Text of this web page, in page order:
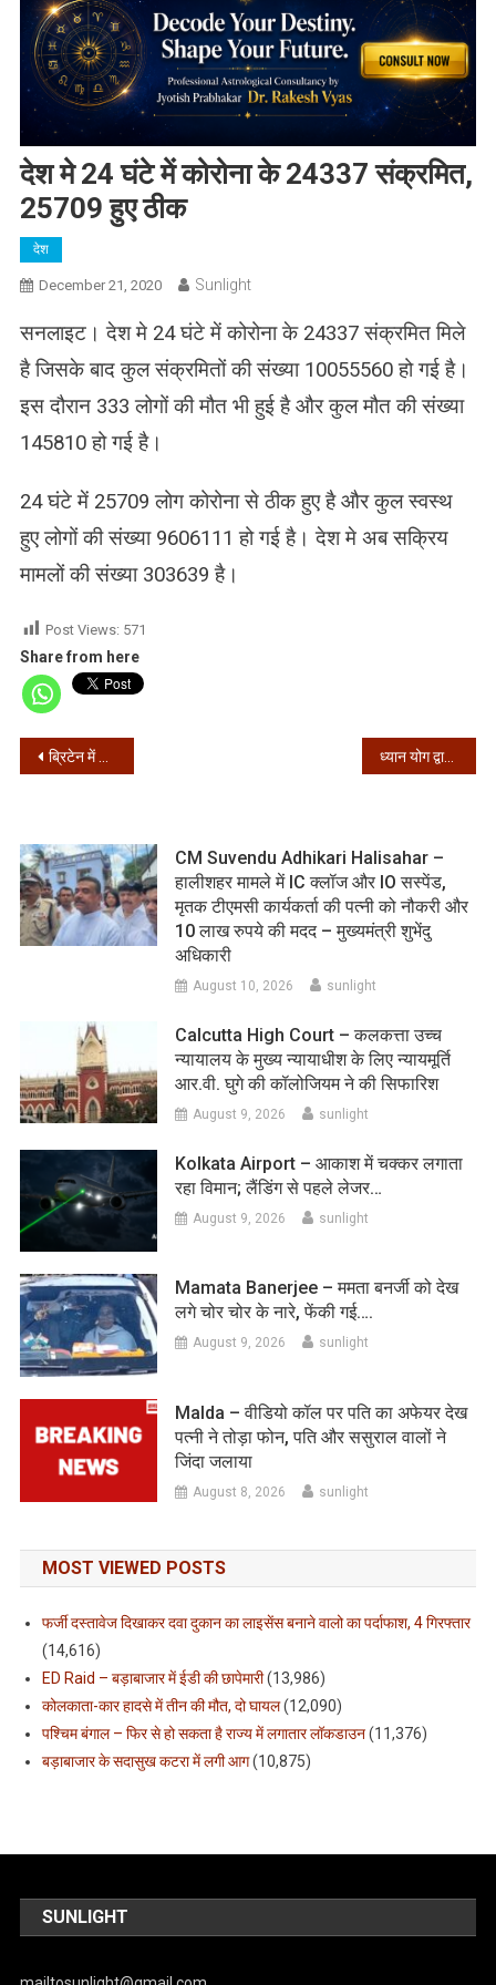
देश मे 24 घंटे में कोरोना के 24337 संक्रमित,
25709 हुए ठीक
देश
December 21, 2020 Sunlight
सनलाइट। देश मे 24 घंटे में कोरोना के 24337 संक्रमित मिले
है जिसके बाद कुल संक्रमितों की संख्या 10055560 हो गई है।
इस दौरान 333 लोगों की मौत भी हुई है और कुल मौत की संख्या
145810 हो गई है।
24 घंटे में 25709 लोग कोरोना से ठीक हुए है और कुल स्वस्थ
हुए लोगों की संख्या 9606111 हो गई है। देश मे अब सक्रिय
मामलों की संख्या 303639 है।
Post Views: 571
Share from here
Post
ब्रिटेन में कोरोना का नया स्‍ट्रेन ‘बेकाबू’, दुनियाभर से उड़ानों पर लग रही रोक ध्यान योग द्वारा अपने स्वरूप में स्थित हो सकते है – योगाचार्य राजेश व्यास
CM Suvendu Adhikari Halisahar –
हालीशहर मामले में IC क्लॉज और IO सस्पेंड,
मृतक टीएमसी कार्यकर्ता की पत्नी को नौकरी और
10 लाख रुपये की मदद – मुख्यमंत्री शुभेंदु
अधिकारी
August 10, 2026 sunlight
Calcutta High Court – कलकत्ता उच्च
न्यायालय के मुख्य न्यायाधीश के लिए न्यायमूर्ति
आर.वी. घुगे की कॉलोजियम ने की सिफारिश
August 9, 2026 sunlight
Kolkata Airport – आकाश में चक्कर लगाता
रहा विमान; लैंडिंग से पहले लेजर…
August 9, 2026 sunlight
Mamata Banerjee – ममता बनर्जी को देख
लगे चोर चोर के नारे, फेंकी गई….
August 9, 2026 sunlight
Malda – वीडियो कॉल पर पति का अफेयर देख
पत्नी ने तोड़ा फोन, पति और ससुराल वालों ने
जिंदा जलाया
August 8, 2026 sunlight
MOST VIEWED POSTS
फर्जी दस्तावेज दिखाकर दवा दुकान का लाइसेंस बनाने वालो का पर्दाफाश, 4 गिरफ्तार
(14,616)
ED Raid – बड़ाबाजार में ईडी की छापेमारी(13,986)
कोलकाता-कार हादसे में तीन की मौत, दो घायल(12,090)
पश्चिम बंगाल – फिर से हो सकता है राज्य में लगातार लॉकडाउन(11,376)
बड़ाबाजार के सदासुख कटरा में लगी आग(10,875)
SUNLIGHT